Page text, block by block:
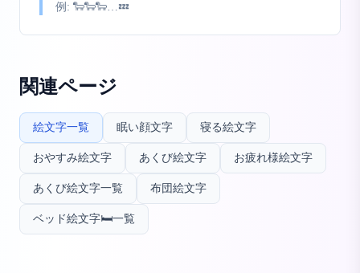
例: 🐑🐑🐑…💤
関連ページ
絵文字一覧 眠い顔文字 寝る絵文字
おやすみ絵文字 あくび絵文字 お疲れ様絵文字
あくび絵文字一覧 布団絵文字
ベッド絵文字🛏️一覧